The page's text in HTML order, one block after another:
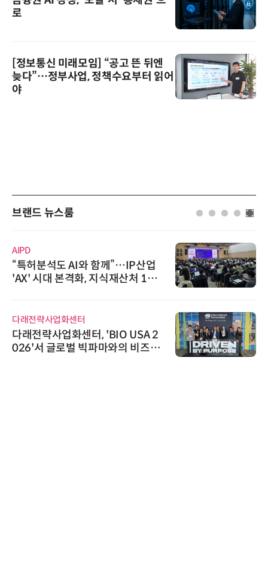
로
[정보통신 미래모임] “공고 뜬 뒤엔
늦다”…정부사업, 정책수요부터 읽어
야
브랜드 뉴스룸
AIPD
“특허분석도 AI와 함께”…IP산업
'AX' 시대 본격화, 지식재산처 1호
다래전략사업화센터
다래전략사업화센터, 'BIO USA 2
026'서 글로벌 빅파마와의 비즈니